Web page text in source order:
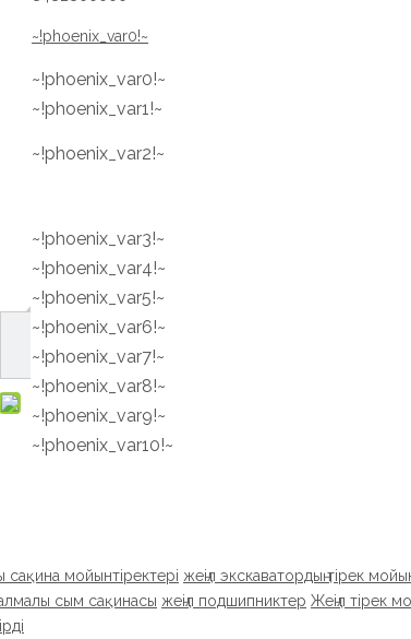
~!phoenix_var0!~
~!phoenix_var0!~
~!phoenix_var1!~
~!phoenix_var2!~
~!phoenix_var3!~
~!phoenix_var4!~
~!phoenix_var5!~
~!phoenix_var6!~
~!phoenix_var7!~
~!phoenix_var8!~
~!phoenix_var9!~
~!phoenix_var10!~
сақина мойынтіректері жеңіл экскаватордың тірек
сым сақинасы жеңіл подшипниктер Жеңіл тірек